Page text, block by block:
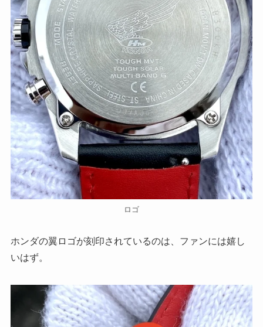
ロゴ
ホンダの翼ロゴが刻印されているのは、ファンには嬉し
いはず。